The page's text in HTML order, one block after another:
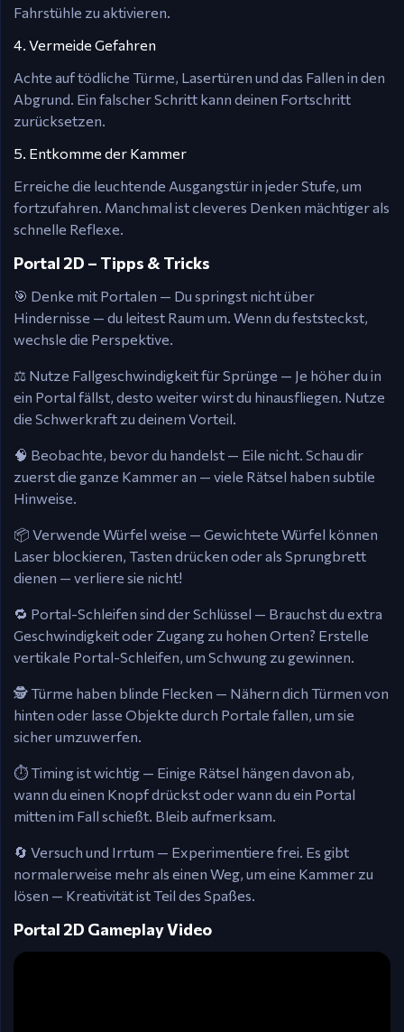
Fahrstühle zu aktivieren.
4. Vermeide Gefahren
Achte auf tödliche Türme, Lasertüren und das Fallen in den
Abgrund. Ein falscher Schritt kann deinen Fortschritt
zurücksetzen.
5. Entkomme der Kammer
Erreiche die leuchtende Ausgangstür in jeder Stufe, um
fortzufahren. Manchmal ist cleveres Denken mächtiger als
schnelle Reflexe.
Portal 2D – Tipps & Tricks
🎯 Denke mit Portalen — Du springst nicht über
Hindernisse — du leitest Raum um. Wenn du feststeckst,
wechsle die Perspektive.
⚖️ Nutze Fallgeschwindigkeit für Sprünge — Je höher du in
ein Portal fällst, desto weiter wirst du hinausfliegen. Nutze
die Schwerkraft zu deinem Vorteil.
🧠 Beobachte, bevor du handelst — Eile nicht. Schau dir
zuerst die ganze Kammer an — viele Rätsel haben subtile
Hinweise.
📦 Verwende Würfel weise — Gewichtete Würfel können
Laser blockieren, Tasten drücken oder als Sprungbrett
dienen — verliere sie nicht!
🔁 Portal-Schleifen sind der Schlüssel — Brauchst du extra
Geschwindigkeit oder Zugang zu hohen Orten? Erstelle
vertikale Portal-Schleifen, um Schwung zu gewinnen.
🕵️ Türme haben blinde Flecken — Nähern dich Türmen von
hinten oder lasse Objekte durch Portale fallen, um sie
sicher umzuwerfen.
⏱️ Timing ist wichtig — Einige Rätsel hängen davon ab,
wann du einen Knopf drückst oder wann du ein Portal
mitten im Fall schießt. Bleib aufmerksam.
🔄 Versuch und Irrtum — Experimentiere frei. Es gibt
normalerweise mehr als einen Weg, um eine Kammer zu
lösen — Kreativität ist Teil des Spaßes.
Portal 2D Gameplay Video